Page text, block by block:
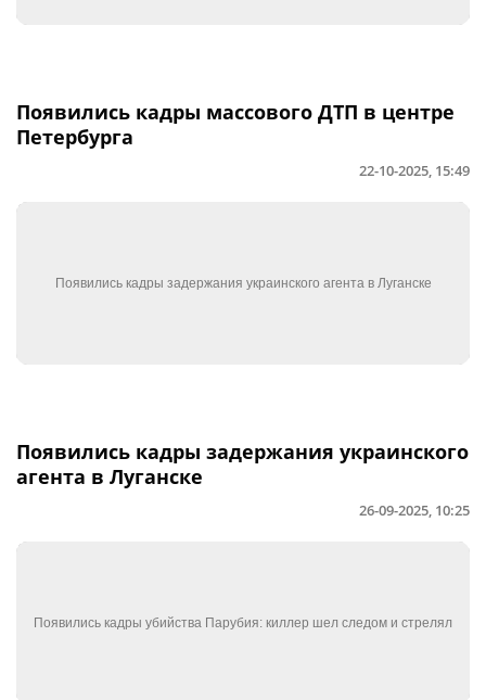
Появились кадры массового ДТП в центре
Петербурга
22-10-2025, 15:49
Появились кадры задержания украинского
агента в Луганске
26-09-2025, 10:25